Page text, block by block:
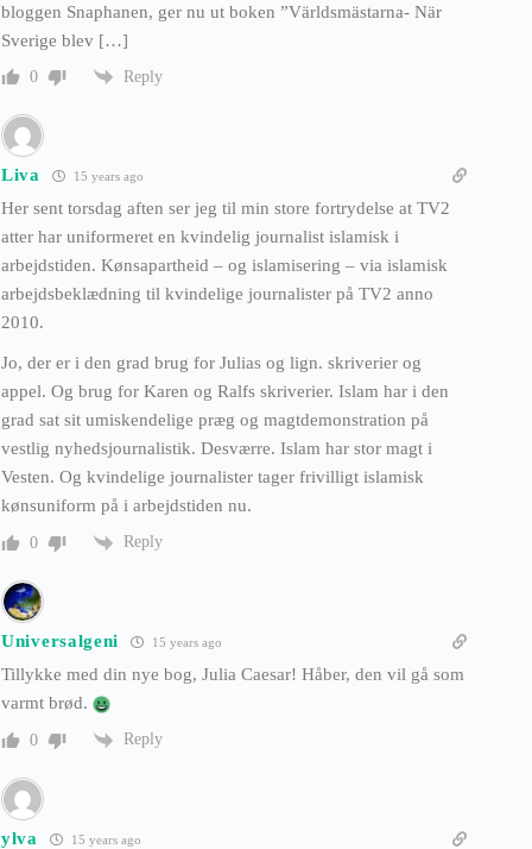
bloggen Snaphanen, ger nu ut boken ”Världsmästarna- När
Sverige blev […]
0 Reply
Liva 15 years ago
Her sent torsdag aften ser jeg til min store fortrydelse at TV2
atter har uniformeret en kvindelig journalist islamisk i
arbejdstiden. Kønsapartheid – og islamisering – via islamisk
arbejdsbeklædning til kvindelige journalister på TV2 anno
2010.
Jo, der er i den grad brug for Julias og lign. skriverier og
appel. Og brug for Karen og Ralfs skriverier. Islam har i den
grad sat sit umiskendelige præg og magtdemonstration på
vestlig nyhedsjournalistik. Desværre. Islam har stor magt i
Vesten. Og kvindelige journalister tager frivilligt islamisk
kønsuniform på i arbejdstiden nu.
0 Reply
Universalgeni 15 years ago
Tillykke med din nye bog, Julia Caesar! Håber, den vil gå som
varmt brød.
0 Reply
ylva 15 years ago